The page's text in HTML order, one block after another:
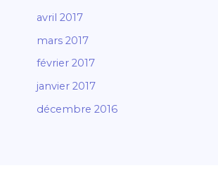
avril 2017
mars 2017
février 2017
janvier 2017
décembre 2016